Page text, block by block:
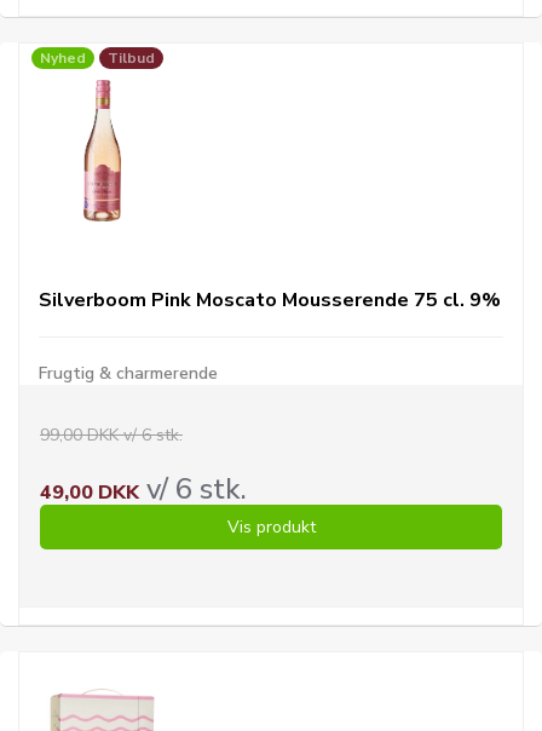
Nyhed Tilbud
Silverboom Pink Moscato Mousserende 75 cl. 9%
Frugtig & charmerende
99,00 DKK v/ 6 stk.
49,00 DKKv/ 6 stk.
Vis produkt